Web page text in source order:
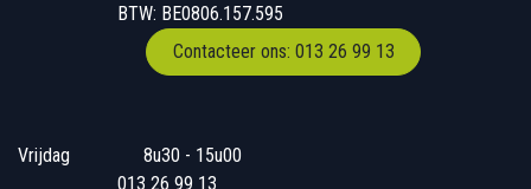
BTW: BE0806.157.595
Contacteer ons: 013 26 99 13
Vrijdag
​8u30 - 15u00
013 26 99 13